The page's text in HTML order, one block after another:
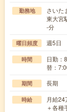
勤務地
さいた
東大宮
-分
曜日頻度 週5日
時間
日勤：
替：
期間 長期
時給
月給
＋各種